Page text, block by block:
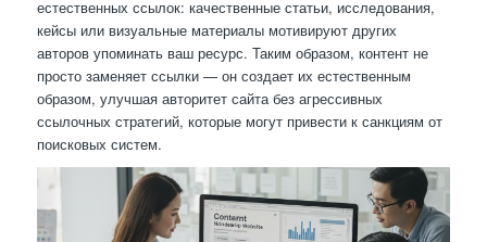
естественных ссылок: качественные статьи, исследования,
кейсы или визуальные материалы мотивируют других
авторов упоминать ваш ресурс. Таким образом, контент не
просто заменяет ссылки — он создает их естественным
образом, улучшая авторитет сайта без агрессивных
ссылочных стратегий, которые могут привести к санкциям от
поисковых систем.